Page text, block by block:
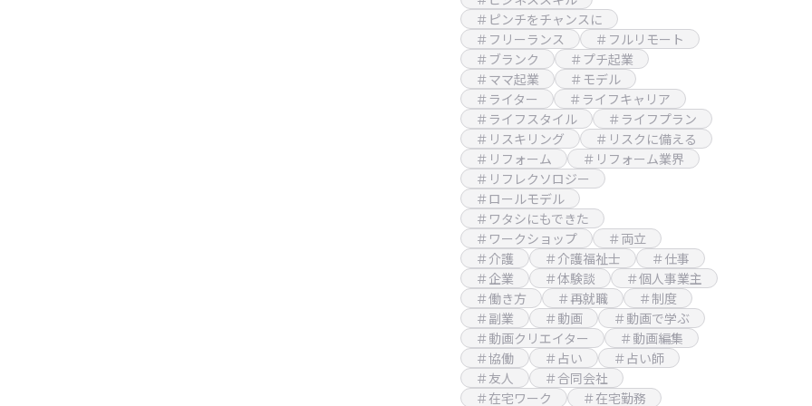
＃ピンチをチャンスに
＃フリーランス
＃フルリモート
＃ブランク
＃プチ起業
＃ママ起業
＃モデル
＃ライター
＃ライフキャリア
＃ライフスタイル
＃ライフプラン
＃リスキリング
＃リスクに備える
＃リフォーム
＃リフォーム業界
＃リフレクソロジー
＃ロールモデル
＃ワタシにもできた
＃ワークショップ
＃両立
＃介護
＃介護福祉士
＃仕事
＃企業
＃体験談
＃個人事業主
＃働き方
＃再就職
＃制度
＃副業
＃動画
＃動画で学ぶ
＃動画クリエイター
＃動画編集
＃協働
＃占い
＃占い師
＃友人
＃合同会社
＃在宅ワーク
＃在宅勤務